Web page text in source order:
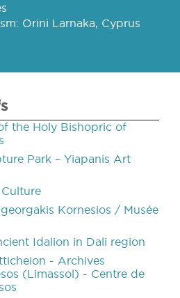
Orini Larnaka, Cyprus
the Holy Bishopric of
Park – Yiapanis Art
Kornesios / Musée
Idalion in Dali region
- Archives
(Limassol) - Centre de